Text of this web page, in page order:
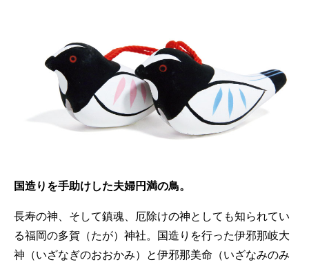
国造りを手助けした夫婦円満の鳥。
長寿の神、そして鎮魂、厄除けの神としても知られてい
る福岡の多賀（たが）神社。国造りを行った伊邪那岐大
神（いざなぎのおおかみ）と伊邪那美命（いざなみのみ